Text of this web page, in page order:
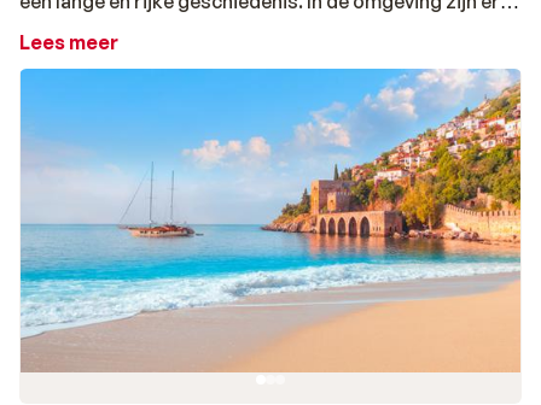
veel steile rotsen met grotten, die je vaak alleen vanaf
je het stadscentrum met de kleurrijke bazaar met
talloze winkeltjes. Heerlijk om in oriëntaalse sferen te
winkelen aan de Turkse Riviera terwijl je een kopje thee
aangeboden krijgt. Dan begint de strijd om de beste
prijs: afdingen maar! De vrolijke winkeltjes wisselen af
met traditionele restaurantjes, gezellige bars en
authentieke theehuizen, waar je Turkse lekkernijen
Ervaar een veelzijdige vakantie in Alanya
Relaxen op brede zandstranden, interessante
uitstapjes, genieten van de natuur in de bergen en
Lees meer